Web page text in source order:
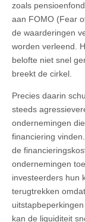
zoals
aan FOMO (Fear
de waarderingen
worden verleend.
belofte niet snel
breekt de cirkel.
Precies daarin
steeds
ondernemingen
financiering
de
ondernemingen
investeerders hun
terugtrekken
kan de liquiditeit